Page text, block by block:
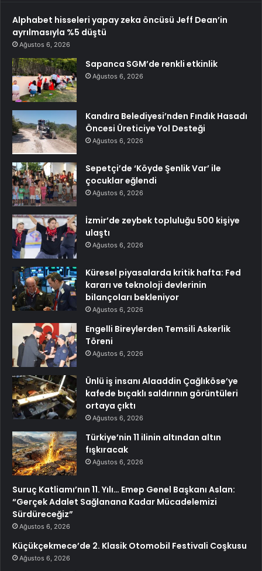
Alphabet hisseleri yapay zeka öncüsü Jeff Dean’in
ayrılmasıyla %5 düştü
Ağustos 6, 2026
Sapanca SGM’de renkli etkinlik
Ağustos 6, 2026
Kandıra Belediyesi’nden Fındık Hasadı
Öncesi Üreticiye Yol Desteği
Ağustos 6, 2026
Sepetçi’de ‘Köyde Şenlik Var’ ile
çocuklar eğlendi
Ağustos 6, 2026
İzmir’de zeybek topluluğu 500 kişiye
ulaştı
Ağustos 6, 2026
Küresel piyasalarda kritik hafta: Fed
kararı ve teknoloji devlerinin
bilançoları bekleniyor
Ağustos 6, 2026
Engelli Bireylerden Temsili Askerlik
Töreni
Ağustos 6, 2026
Ünlü iş insanı Alaaddin Çağlıköse’ye
kafede bıçaklı saldırının görüntüleri
ortaya çıktı
Ağustos 6, 2026
Türkiye’nin 11 ilinin altından altın
fışkıracak
Ağustos 6, 2026
Suruç Katliamı’nın 11. Yılı… Emep Genel Başkanı Aslan:
“Gerçek Adalet Sağlanana Kadar Mücadelemizi
Sürdüreceğiz”
Ağustos 6, 2026
Küçükçekmece’de 2. Klasik Otomobil Festivali Coşkusu
Ağustos 6, 2026